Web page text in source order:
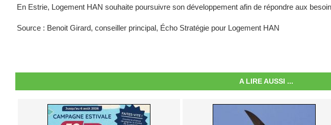
En Estrie, Logement HAN souhaite poursuivre son développement afin de répondre aux
Source : Benoit Girard, conseiller principal, Écho Stratégie pour Logement HAN
A LIRE AUSSI ...